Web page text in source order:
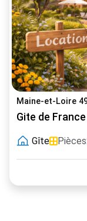
Maine-et-Loire
Gite de
Gîte Pièces: